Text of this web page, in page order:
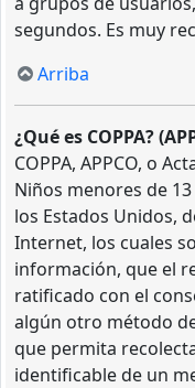
segundos. Es muy
Arriba
¿Qué es COPPA?
COPPA, APPCO, o
Niños menores de
los Estados Unidos,
Internet, los cuales
información, que el
ratificado con el
algún otro método
que permita
identificable de un